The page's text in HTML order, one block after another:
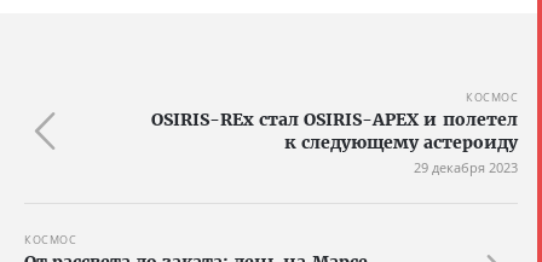
КОСМОС
OSIRIS-REx стал OSIRIS-APEX и полетел
к следующему астероиду
29 декабря 2023
КОСМОС